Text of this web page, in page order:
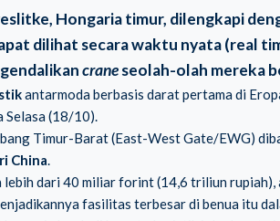
Hongaria timur, dilengkapi
dilihat secara waktu nyata (real
craneseolah-olah mereka
antarmoda berbasis darat pertama di
Selasa (18/10).
Timur-Barat (East-West Gate/EWG)
China.
dari 40 miliar forint (14,6 triliun rupiah),
fasilitas terbesar di benua itu